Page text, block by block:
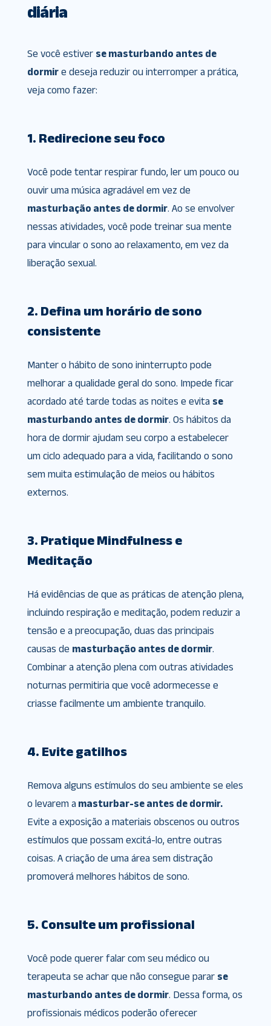
diária
Se você estiver se masturbando antes de
dormire deseja reduzir ou interromper a prática,
veja como fazer:
1. Redirecione seu foco
Você pode tentar respirar fundo, ler um pouco ou
ouvir uma música agradável em vez de
masturbação antes de dormir. Ao se envolver
nessas atividades, você pode treinar sua mente
para vincular o sono ao relaxamento, em vez da
liberação sexual.
2. Defina um horário de sono
consistente
Manter o hábito de sono ininterrupto pode
melhorar a qualidade geral do sono. Impede ficar
acordado até tarde todas as noites e evita se
masturbando antes de dormir. Os hábitos da
hora de dormir ajudam seu corpo a estabelecer
um ciclo adequado para a vida, facilitando o sono
sem muita estimulação de meios ou hábitos
externos.
3. Pratique Mindfulness e
Meditação
Há evidências de que as práticas de atenção plena,
incluindo respiração e meditação, podem reduzir a
tensão e a preocupação, duas das principais
causas de masturbação antes de dormir.
Combinar a atenção plena com outras atividades
noturnas permitiria que você adormecesse e
criasse facilmente um ambiente tranquilo.
4. Evite gatilhos
Remova alguns estímulos do seu ambiente se eles
o levarem a masturbar-se antes de dormir.
Evite a exposição a materiais obscenos ou outros
estímulos que possam excitá-lo, entre outras
coisas. A criação de uma área sem distração
promoverá melhores hábitos de sono.
5. Consulte um profissional
Você pode querer falar com seu médico ou
terapeuta se achar que não consegue parar se
masturbando antes de dormir. Dessa forma, os
profissionais médicos poderão oferecer